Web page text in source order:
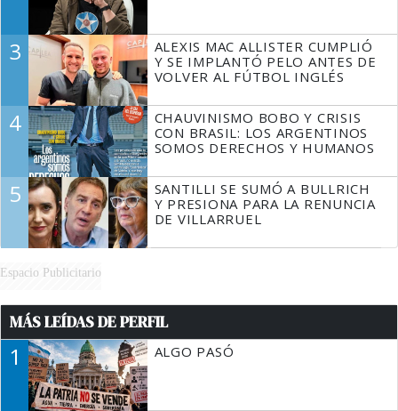
3
ALEXIS MAC ALLISTER CUMPLIÓ
Y SE IMPLANTÓ PELO ANTES DE
VOLVER AL FÚTBOL INGLÉS
4
CHAUVINISMO BOBO Y CRISIS
CON BRASIL: LOS ARGENTINOS
SOMOS DERECHOS Y HUMANOS
5
SANTILLI SE SUMÓ A BULLRICH
Y PRESIONA PARA LA RENUNCIA
DE VILLARRUEL
Espacio Publicitario
MÁS LEÍDAS DE PERFIL
1 ALGO PASÓ